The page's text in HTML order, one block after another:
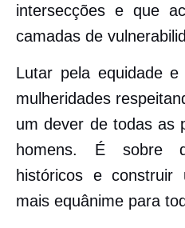
intersecções e que
camadas de
Lutar pela equidade
mulheridades
um dever de todas as
homens. É sobre
históricos e
mais equânime para